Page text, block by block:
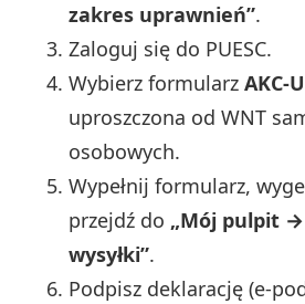
zakres uprawnień”.
Zaloguj się do PUESC.
Wybierz formularz
uproszczona od WNT
osobowych.
Wypełnij formularz,
przejdź do „Mój pulpit
wysyłki”.
Podpisz deklarację